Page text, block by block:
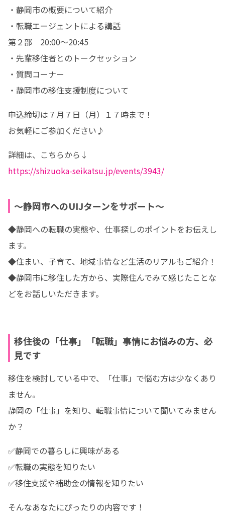
・静岡市の概要について紹介
・転職エージェントによる講話
第２部　20:00～20:45
・先輩移住者とのトークセッション
・質問コーナー
・静岡市の移住支援制度について
申込締切は７月７日（月）１７時まで！
お気軽にご参加ください♪
https://shizuoka-seikatsu.jp/events/3943/
～静岡市へのUIJターンをサポート～
◆静岡への転職の実態や、仕事探しのポイントをお伝えし
ます。
◆住まい、子育て、地域事情など生活のリアルもご紹介！
◆静岡市に移住した方から、実際住んでみて感じたことな
どをお話しいただきます。
移住後の「仕事」「転職」事情にお悩みの方、必
見です
移住を検討している中で、「仕事」で悩む方は少なくあり
ません。
静岡の「仕事」を知り、転職事情について聞いてみません
か？
✅静岡での暮らしに興味がある
✅転職の実態を知りたい
✅移住支援や補助金の情報を知りたい
そんなあなたにぴったりの内容です！